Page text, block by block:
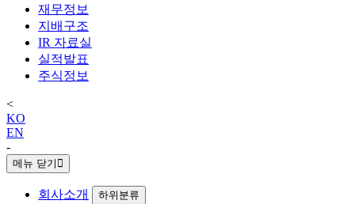
재무정보
지배구조
IR 자료실
실적발표
주식정보
<
KO
EN
-
메뉴 닫기
회사소개 하위분류